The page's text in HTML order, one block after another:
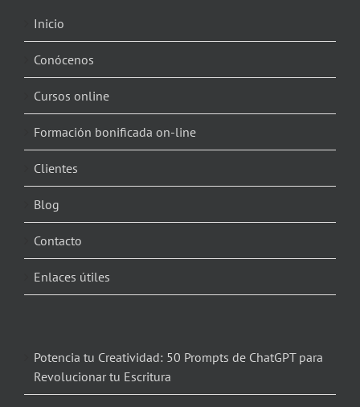
Inicio
Conócenos
Cursos online
Formación bonificada on-line
Clientes
Blog
Contacto
Enlaces útiles
Potencia tu Creatividad: 50 Prompts de ChatGPT para
Revolucionar tu Escritura